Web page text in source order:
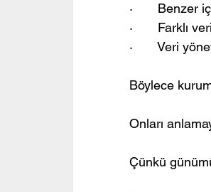
·
·
·       Veri
Böylece
Onları
Çünkü